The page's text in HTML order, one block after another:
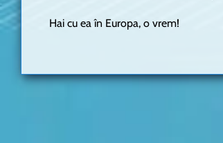
Hai cu ea în Europa, o vrem!